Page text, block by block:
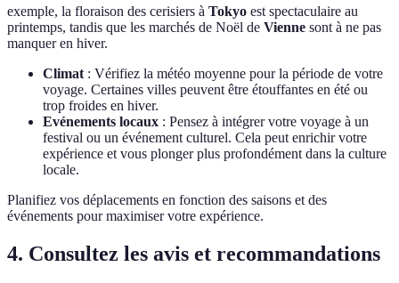
exemple, la floraison des cerisiers à Tokyo est spectaculaire au
printemps, tandis que les marchés de Noël de Vienne sont à ne pas
manquer en hiver.
Climat: Vérifiez la météo moyenne pour la période de votre
voyage. Certaines villes peuvent être étouffantes en été ou
trop froides en hiver.
Evénements locaux : Pensez à intégrer votre voyage à un
festival ou un événement culturel. Cela peut enrichir votre
expérience et vous plonger plus profondément dans la culture
locale.
Planifiez vos déplacements en fonction des saisons et des
événements pour maximiser votre expérience.
4. Consultez les avis et recommandations